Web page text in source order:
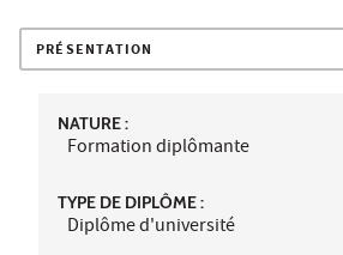
PRÉSENTATION
NATURE :
Formation diplômante
TYPE DE DIPLÔME :
Diplôme d'université